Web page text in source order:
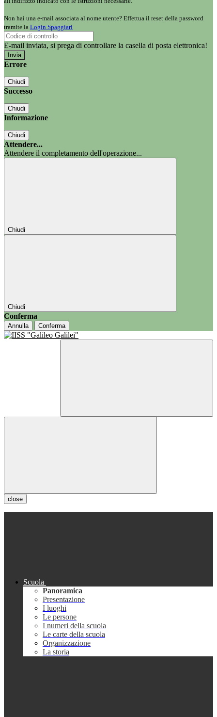
Non hai una e-mail associata al nome utente? Effettua il reset della password
tramite la Login Spaggiari
E-mail inviata, si prega di controllare la casella di posta elettronica!
Errore
Chiudi
Successo
Chiudi
Informazione
Chiudi
Attendere...
Attendere il completamento dell'operazione...
Chiudi
Chiudi
Conferma
Annulla Conferma
close
Scuola
Panoramica
Presentazione
I luoghi
Le persone
I numeri della scuola
Le carte della scuola
Organizzazione
La storia